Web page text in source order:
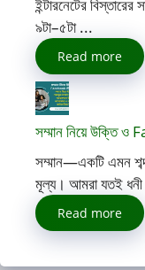
ইন্টারনেটের
৯টা–৫টা ...
Read more
সম্মান নিয়ে উক্তি ও
সম্মান—একটি এমন
মূল্য। আমরা যতই ধনী
Read more